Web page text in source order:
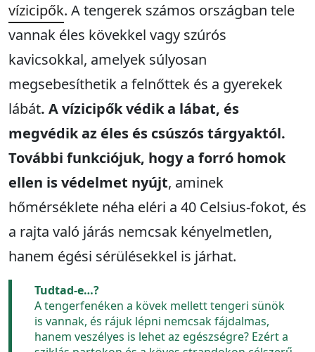
vízicipők. A tengerek számos országban tele
vannak éles kövekkel vagy szúrós
kavicsokkal, amelyek súlyosan
megsebesíthetik a felnőttek és a gyerekek
lábát. A vízicipők védik a lábat, és
megvédik az éles és csúszós tárgyaktól.
További funkciójuk, hogy a forró homok
ellen is védelmet nyújt, aminek
hőmérséklete néha eléri a 40 Celsius-fokot, és
a rajta való járás nemcsak kényelmetlen,
hanem égési sérülésekkel is járhat.
Tudtad-e…?
A tengerfenéken a kövek mellett tengeri sünök
is vannak, és rájuk lépni nemcsak fájdalmas,
hanem veszélyes is lehet az egészségre? Ezért a